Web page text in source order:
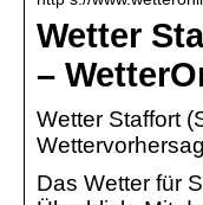
Wetter
–
Wetter Staffort
Das Wetter für